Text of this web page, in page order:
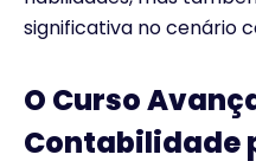
significativa no cenário
O Curso
Contabilidade